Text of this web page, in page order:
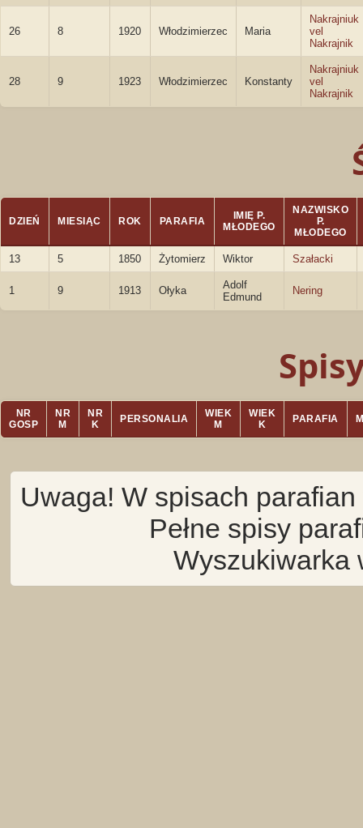
26 8 1920 Włodzimierzec Maria
Nakrajniuk
vel
Nakrajnik
28 9 1923 Włodzimierzec Konstanty
Nakrajniuk
vel
Nakrajnik
DZIEŃ MIESIĄC ROK PARAFIA
IMIĘ P.
MŁODEGO
NAZWISKO
P.
MŁODEGO
13 5 1850 Żytomierz Wiktor Szałacki
1 9 1913 Ołyka
Adolf
Edmund
Nering
NR
GOSP
NR
M
NR
K
PERSONALIA
WIEK
M
WIEK
K
PARAFIA
Uwaga! W spisach
Pełne spisy
Wyszukiwarka